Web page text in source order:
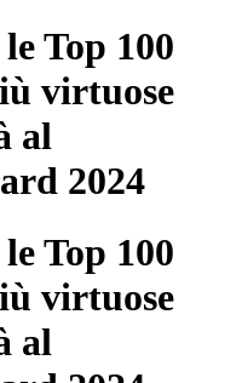
Top 100
virtuose
al
2024
Top 100
virtuose
al